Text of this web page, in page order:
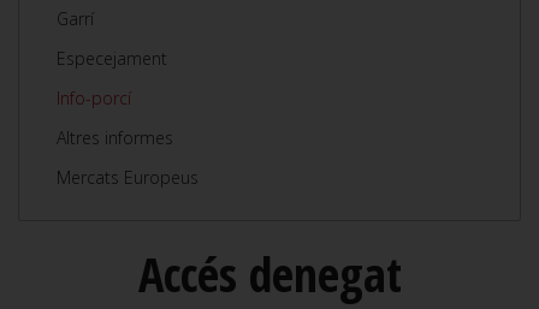
Garrí
Especejament
Info-porcí
Altres informes
Mercats Europeus
Accés denegat